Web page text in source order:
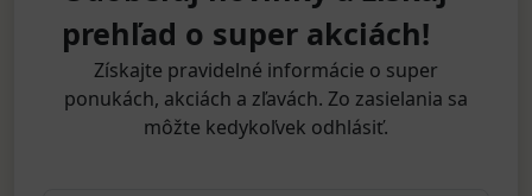
prehľad o super akciách!
Získajte pravidelné informácie o super
ponukách, akciách a zľavách. Zo zasielania sa
môžte kedykoľvek odhlásiť.